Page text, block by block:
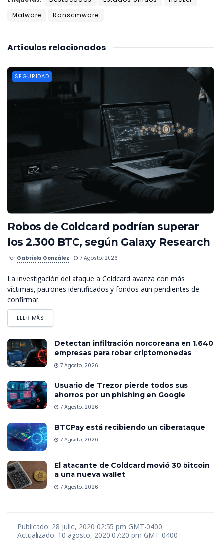
Malware
Ransomware
relacionados
Artículos
SEGURIDAD
Robos de Coldcard podrían superar
los 2.300 BTC, según Galaxy Research
Por Gabriela González 7 Agosto, 2026
La investigación del ataque a Coldcard avanza con más
víctimas, patrones identificados y fondos aún pendientes de
confirmar.
LEER MÁS
Detectan infiltración norcoreana en 1.640
empresas para robar criptomonedas
7 Agosto, 2026
Usuario de Trezor pierde todos sus
ahorros por un phishing en Google
7 Agosto, 2026
BTCPay está recibiendo un ciberataque
7 Agosto, 2026
El atacante de Coldcard movió 30 bitcoin
a una nueva wallet
7 Agosto, 2026
Publicado: 28 julio, 2020 02:55 pm GMT-0400
Actualizado: 10 agosto, 2020 07:20 pm GMT-0400